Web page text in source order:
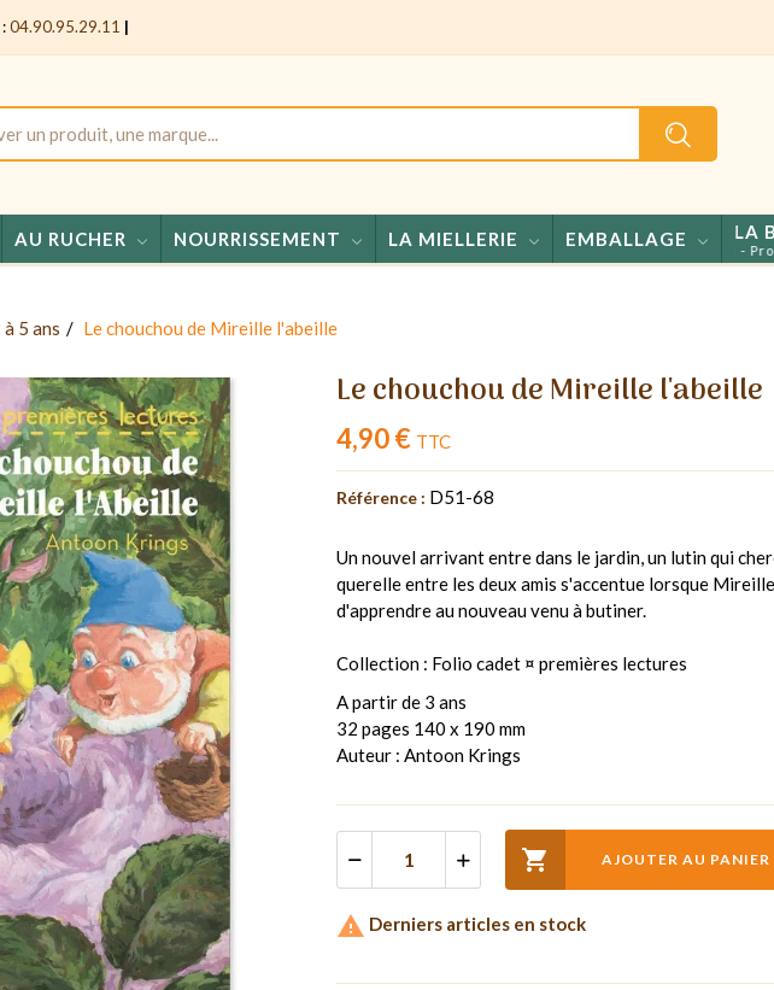
04.90.95.29.11 |
AU RUCHER NOURRISSEMENT LA MIELLERIE EMBALLAGE LA
Miels - Confiseries -
à 5 ans Le chouchou de Mireille l'abeille
Le chouchou de Mireille l'abeille
4,90 € TTC
Référence : D51-68
Un nouvel arrivant entre dans le jardin, un lutin qui
querelle entre les deux amis s'accentue lorsque
d'apprendre au nouveau venu à butiner.
Collection : Folio cadet ¤ premières lectures
A partir de 3 ans
32 pages 140 x 190 mm
Auteur : Antoon Krings
 AJOUTER AU PANIER
 Derniers articles en stock